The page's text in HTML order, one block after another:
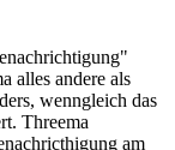
alles andere als
wenngleich das
Threema
am